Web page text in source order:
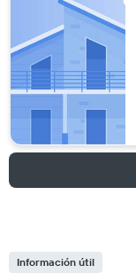
Información útil